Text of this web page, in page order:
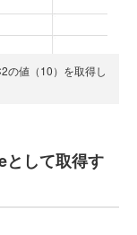
の値（10）を取得し
として取得す